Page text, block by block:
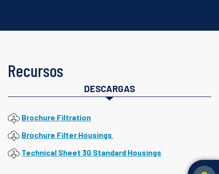
Recursos
DESCARGAS
Brochure Filtration
Brochure Filter Housings
Technical Sheet 3G Standard Housings